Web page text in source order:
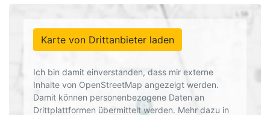
Karte von Drittanbieter laden
Ich bin damit einverstanden, dass mir externe
Inhalte von OpenStreetMap angezeigt werden.
Damit können personenbezogene Daten an
Drittplattformen übermittelt werden. Mehr dazu in